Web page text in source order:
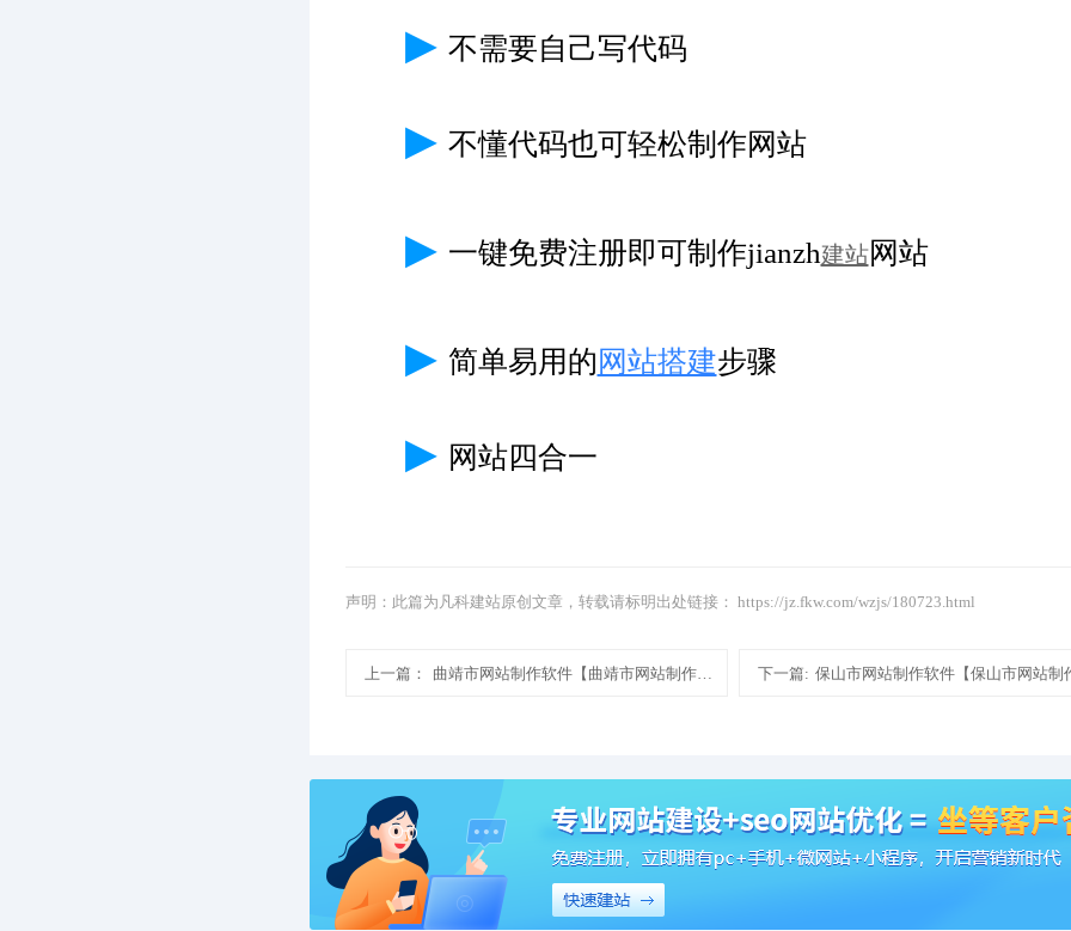
▶ 不需要自己写代码
▶ 不懂代码也可轻松制作网站
▶ 一键免费注册即可制作jianzh建站网站
▶ 简单易用的 网站搭建步骤
▶ 网站四合一
声明：此篇为凡科建站原创文章，转载请标明出处链接： https://jz.fkw.com/wzjs/180723.html
上一篇： 曲靖市网站制作软件【曲靖市网站制作软件网站建设设计制作模板建站】
下一篇: 保山市网站制作软件【保山市网站